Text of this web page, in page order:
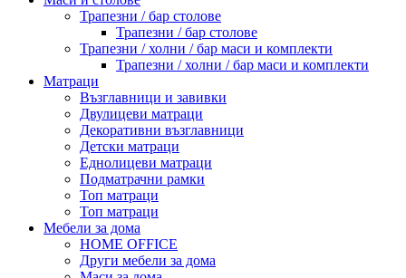
Трапезни / бар столове
Трапезни / бар столове
Трапезни / холни / бар маси и комплекти
Трапезни / холни / бар маси и комплекти
Матраци
Възглавници и завивки
Двулицеви матраци
Декоративни възглавници
Детски матраци
Еднолицеви матраци
Подматрачни рамки
Топ матраци
Топ матраци
Мебели за дома
HOME OFFICE
Други мебели за дома